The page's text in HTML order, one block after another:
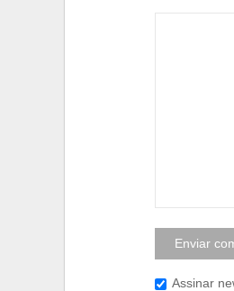
Assinar